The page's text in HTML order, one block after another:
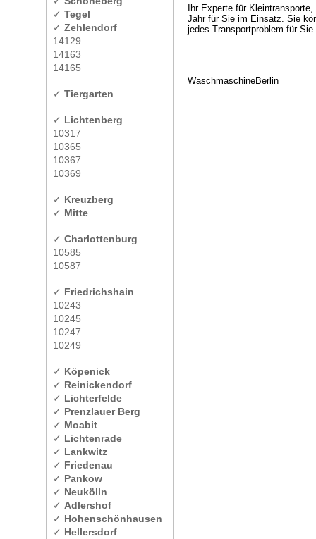
✓ Tegel
✓ Zehlendorf
14129
14163
14165
✓ Tiergarten
✓ Lichtenberg
10317
10365
10367
10369
✓ Kreuzberg
✓ Mitte
✓ Charlottenburg
10585
10587
✓ Friedrichshain
10243
10245
10247
10249
✓ Köpenick
✓ Reinickendorf
✓ Lichterfelde
✓ Prenzlauer Berg
✓ Moabit
✓ Lichtenrade
✓ Lankwitz
✓ Friedenau
✓ Pankow
✓ Neukölln
✓ Adlershof
✓ Hohenschönhausen
✓ Hellersdorf
Ihr Experte für
Jahr für Sie im Einsatz. Sie
jedes Transportproblem für Sie.
WaschmaschineBerlin